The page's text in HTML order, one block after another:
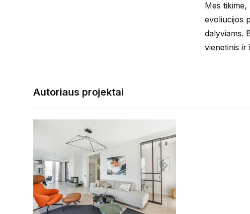
Mes
evoliucijos
dalyviams.
vienetinis ir
Autoriaus projektai